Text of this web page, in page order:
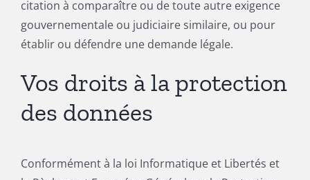
citation à comparaître ou de toute autre exigence
gouvernementale ou judiciaire similaire, ou pour
établir ou défendre une demande légale.
Vos droits à la protection
des données
Conformément à la loi Informatique et Libertés et